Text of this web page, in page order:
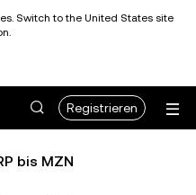
Switch to the United States site
Registrieren
bis MZN